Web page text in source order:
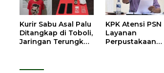
Kurir Sabu Asal Palu
Ditangkap di Toboli,
Jaringan Terungkap
KPK Atensi PSN
Layanan
Perpustakaan